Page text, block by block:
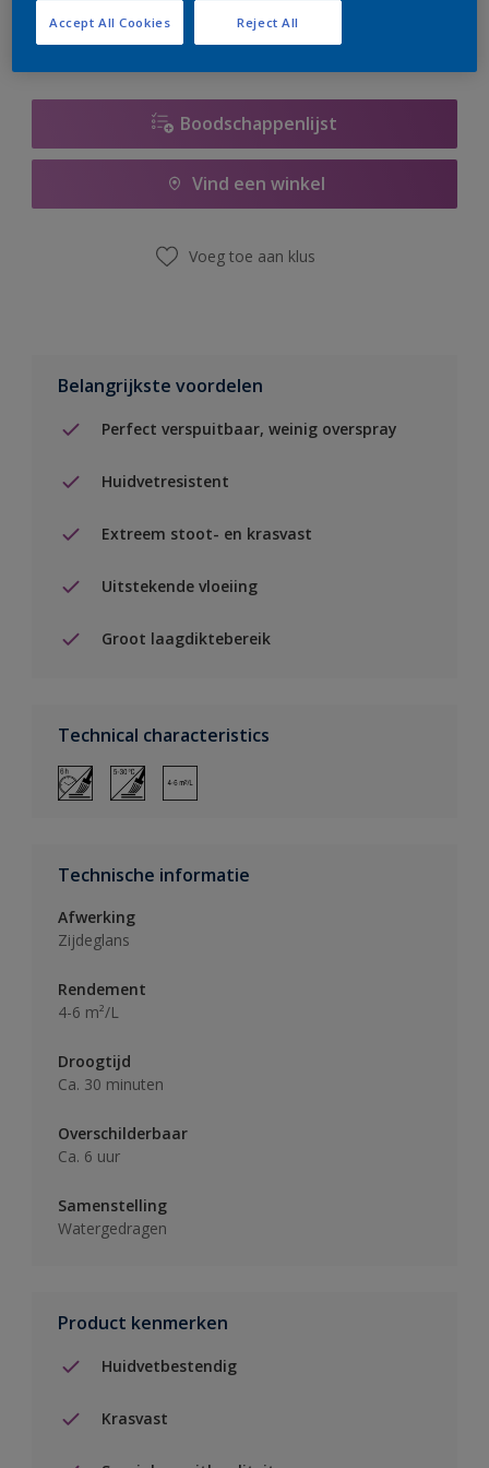
Boodschappenlijst
Vind een winkel
Voeg toe aan klus
Belangrijkste voordelen
Perfect verspuitbaar, weinig overspray
Huidvetresistent
Extreem stoot- en krasvast
Uitstekende vloeiing
Groot laagdiktebereik
Technical characteristics
Technische informatie
Afwerking
Zijdeglans
Rendement
4-6 m²/L
Droogtijd
Ca. 30 minuten
Overschilderbaar
Ca. 6 uur
Samenstelling
Watergedragen
Product kenmerken
Huidvetbestendig
Krasvast
Reject All
Accept All Cookies